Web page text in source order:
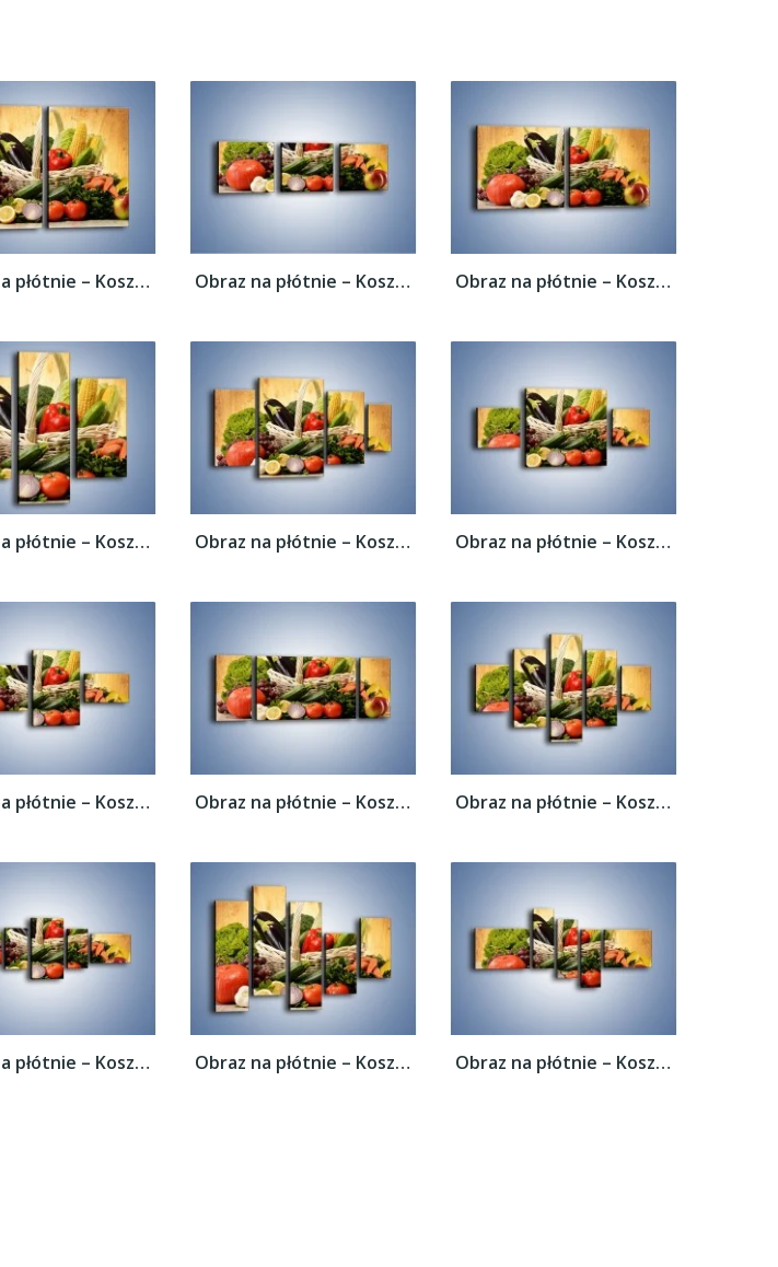
Obraz na płótnie – Kosz pełen warzywnych... Obraz na płótnie – Kosz pełen warzywnych... Obraz na płótnie – Kosz pełen warzywnych...
Obraz na płótnie – Kosz pełen warzywnych... Obraz na płótnie – Kosz pełen warzywnych... Obraz na płótnie – Kosz pełen warzywnych...
Obraz na płótnie – Kosz pełen warzywnych... Obraz na płótnie – Kosz pełen warzywnych... Obraz na płótnie – Kosz pełen warzywnych...
Obraz na płótnie – Kosz pełen warzywnych... Obraz na płótnie – Kosz pełen warzywnych... Obraz na płótnie – Kosz pełen warzywnych...